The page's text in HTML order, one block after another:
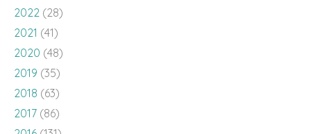
2022 (28)
2021 (41)
2020 (48)
2019 (35)
2018 (63)
2017 (86)